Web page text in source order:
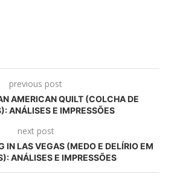
previous post
AMERICAN QUILT (COLCHA DE
ANÁLISES E IMPRESSÕES
next post
IN LAS VEGAS (MEDO E DELÍRIO EM
ANÁLISES E IMPRESSÕES